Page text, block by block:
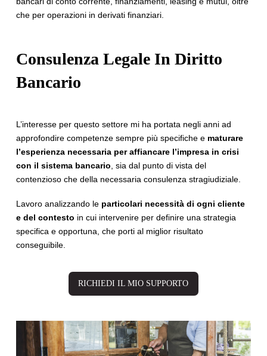
che per operazioni in derivati finanziari.
Consulenza Legale In Diritto
Bancario
L’interesse per questo settore mi ha portata negli anni ad
approfondire competenze sempre più specifiche e maturare
l’esperienza necessaria per affiancare l’impresa in crisi
con il sistema bancario , sia dal punto di vista del
contenzioso che della necessaria consulenza stragiudiziale.
Lavoro analizzando le particolari necessità di ogni cliente
e del contesto in cui intervenire per definire una strategia
specifica e opportuna, che porti al miglior risultato
conseguibile.
RICHIEDI IL MIO SUPPORTO